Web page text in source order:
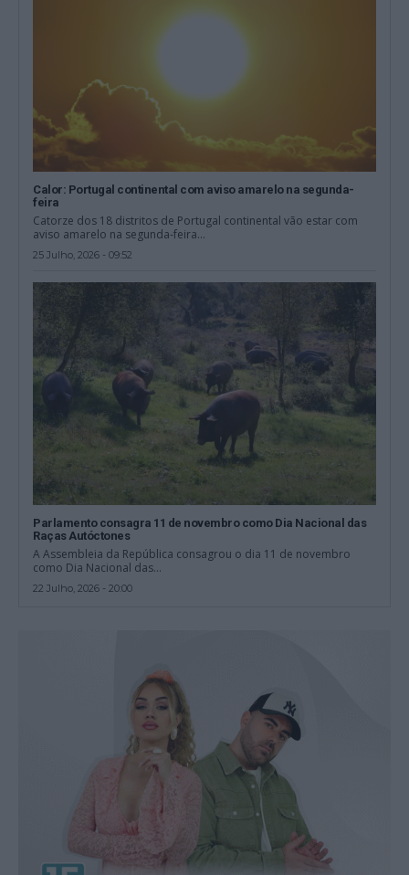
Calor: Portugal continental com aviso amarelo na segunda-
feira
Catorze dos 18 distritos de Portugal continental vão estar com
aviso amarelo na segunda-feira...
25 Julho, 2026 - 09:52
Parlamento consagra 11 de novembro como Dia Nacional das
Raças Autóctones
A Assembleia da República consagrou o dia 11 de novembro
como Dia Nacional das...
22 Julho, 2026 - 20:00